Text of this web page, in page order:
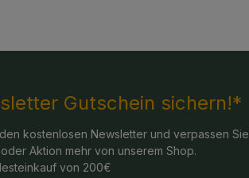
Gutschein sichern!*
kostenlosen Newsletter und verpassen Sie
Aktion mehr von unserem Shop.
von 200€